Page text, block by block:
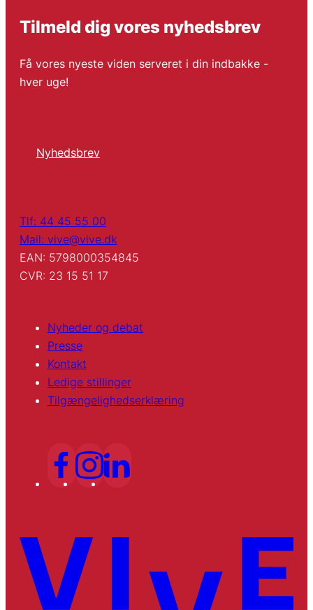
Tilmeld dig vores nyhedsbrev
Få vores nyeste viden serveret i din indbakke -
hver uge!
Nyhedsbrev
Tlf: 44 45 55 00
Mail: vive@vive.dk
EAN: 5798000354845
CVR: 23 15 51 17
Nyheder og debat
Presse
Kontakt
Ledige stillinger
Tilgængelighedserklæring